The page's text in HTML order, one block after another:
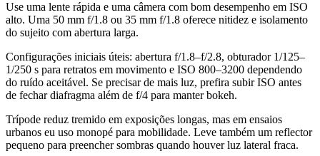
Use uma lente rápida e uma câmera com bom desempenho em ISO
alto. Uma 50 mm f/1.8 ou 35 mm f/1.8 oferece nitidez e isolamento
do sujeito com abertura larga.
Configurações iniciais úteis: abertura f/1.8–f/2.8, obturador 1/125–
1/250 s para retratos em movimento e ISO 800–3200 dependendo
do ruído aceitável. Se precisar de mais luz, prefira subir ISO antes
de fechar diafragma além de f/4 para manter bokeh.
Trípode reduz tremido em exposições longas, mas em ensaios
urbanos eu uso monopé para mobilidade. Leve também um reflector
pequeno para preencher sombras quando houver luz lateral fraca.